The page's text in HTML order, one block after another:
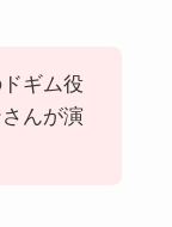
ギム役
んが演